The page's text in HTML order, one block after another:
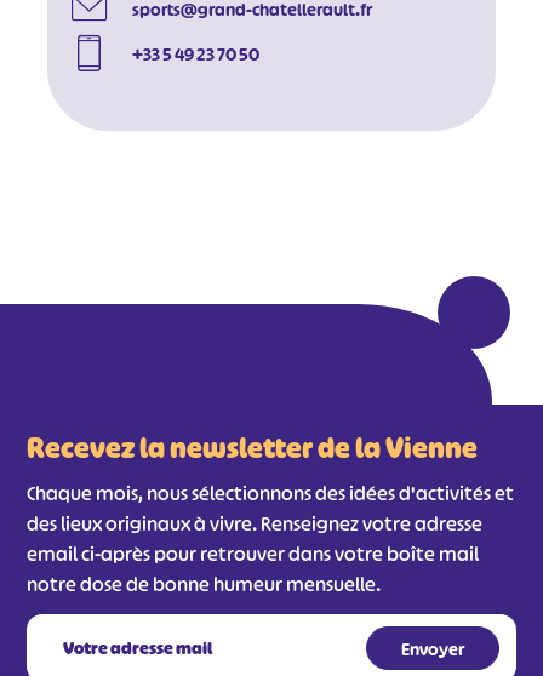
sports@grand-chatellerault.fr
+33 5 49 23 70 50
Recevez la newsletter de la Vienne
Chaque mois, nous sélectionnons des idées d'activités et
des lieux originaux à vivre. Renseignez votre adresse
email ci-après pour retrouver dans votre boîte mail
notre dose de bonne humeur mensuelle.
#